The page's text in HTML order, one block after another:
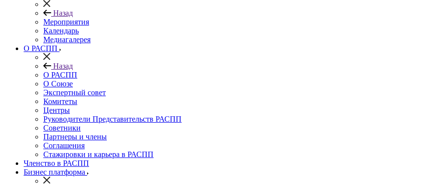
Назад
Мероприятия
Календарь
Медиагалерея
О РАСПП
Назад
О РАСПП
О Союзе
Экспертный совет
Комитеты
Центры
Руководители Представительств РАСПП
Советники
Партнеры и члены
Соглашения
Стажировки и карьера в РАСПП
Членство в РАСПП
Бизнес платформа